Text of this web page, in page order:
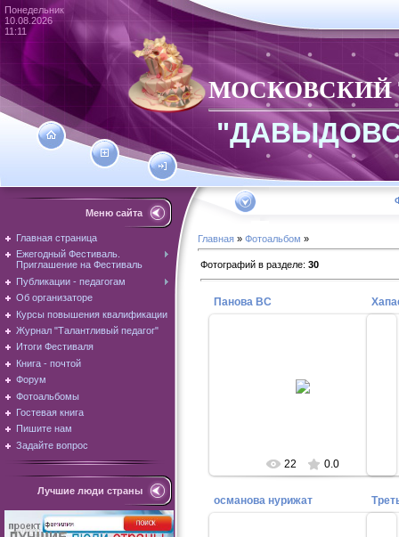
Понедельник
10.08.2026
11:11
МОСКОВСКИЙ
Меню сайта
Главная страница
Ежегодный Фестиваль.
Приглашение на Фестиваль
Публикации - педагогам
Об организаторе
Курсы повышения квалификации
Журнал "Талантливый педагог"
Итоги Фестиваля
Книга - почтой
Форум
Фотоальбомы
Гостевая книга
Пишите нам
Задайте вопрос
Лучшие люди страны
Главная » Фотоальбом »
Фотографий в разделе: 30
Панова ВС
почетный профессор
Педагогической академии г.
22 0.0
османова нурижат